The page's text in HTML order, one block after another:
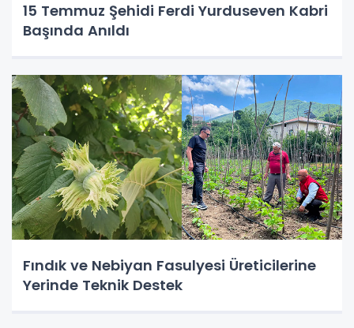
15 Temmuz Şehidi Ferdi Yurduseven Kabri
Başında Anıldı
Fındık ve Nebiyan Fasulyesi Üreticilerine
Yerinde Teknik Destek